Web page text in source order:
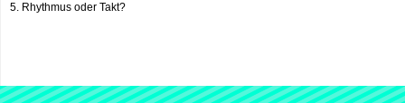
5. Rhythmus oder Takt?